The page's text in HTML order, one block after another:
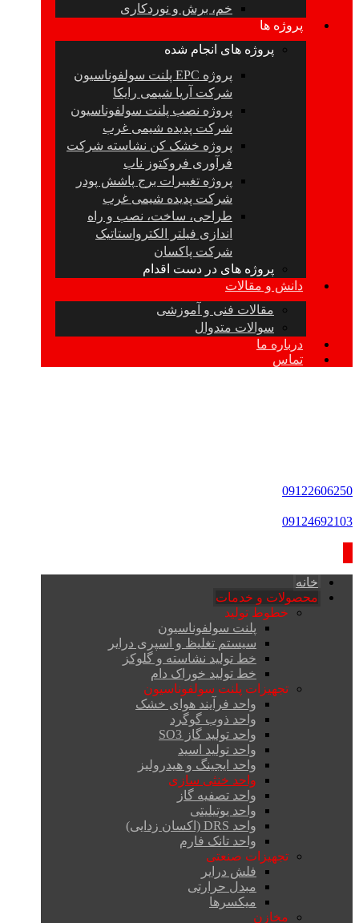
خم، برش و نوردکاری
پروژه ها
پروژه های انجام شده
پروژه EPC پلنت سولفوناسیون
شرکت آریا شیمی رایکا
پروژه نصب پلنت سولفوناسیون
شرکت پدیده شیمی غرب
پروژه خشک کن نشاسته شرکت
فرآوری فروکتوز ناب
پروژه تغییرات برج پاشش پودر
شرکت پدیده شیمی غرب
طراحی، ساخت، نصب و راه
اندازی فیلتر الکترواستاتیک
شرکت پاکسان
پروژه های در دست اقدام
دانش و مقالات
مقالات فنی و آموزشی
سوالات متدوال
درباره ما
تماس
09122606250
09124692103
خانه
محصولات و خدمات
خطوط تولید
پلنت سولفوناسیون
سیستم تغلیظ و اسپری درایر
خط تولید نشاسته و گلوکز
خط تولید خوراک دام
تجهیزات پلنت سولفوناسیون
واحد فرآیند هوای خشک
واحد ذوب گوگرد
واحد تولید گاز SO3
واحد تولید اسید
واحد ایجینگ و هیدرولیز
واحد خنثی سازی
واحد تصفیه گاز
واحد یوتیلیتی
واحد DRS (اکسان زدایی)
واحد تانک فارم
تجهیزات صنعتی
فلش درایر
مبدل حرارتی
میکسرها
مخازن